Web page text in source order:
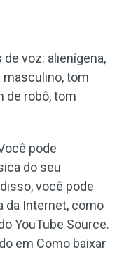
voz: alienígena,
masculino, tom
de robô, tom
pode
do seu
você pode
da Internet, como
YouTube Source.
em Como baixar